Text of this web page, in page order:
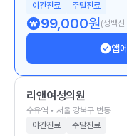
야간진료
주말진료
99,000원(생백신
앱
리앤여성의원
수유역 • 서울 강북구 번동
야간진료
주말진료